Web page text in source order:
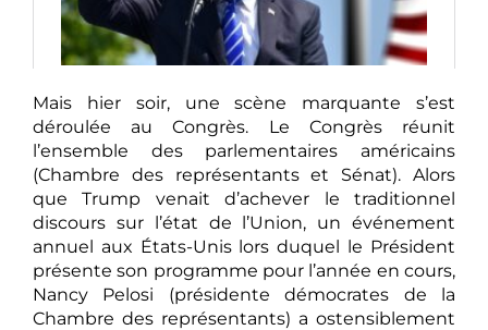
Mais hier soir, une scène marquante s’est
déroulée au Congrès. Le Congrès réunit
l’ensemble des parlementaires américains
(Chambre des représentants et Sénat). Alors
que Trump venait d’achever le traditionnel
discours sur l’état de l’Union, un événement
annuel aux États-Unis lors duquel le Président
présente son programme pour l’année en cours,
Nancy Pelosi (présidente démocrates de la
Chambre des représentants) a ostensiblement